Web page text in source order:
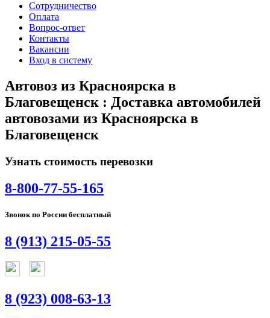
Сотрудничество
Оплата
Вопрос-ответ
Контакты
Вакансии
Вход в систему
Автовоз из Красноярска в
Благовещенск : Доставка автомобилей
автовозами из Красноярска в
Благовещенск
Узнать стоимость перевозки
8-800-77-55-165
Звонок по России бесплатный
8 (913) 215-05-55
8 (923) 008-63-13